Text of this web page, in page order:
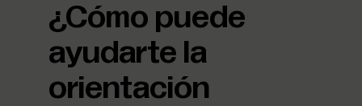
¿Cómo puede
ayudarte la
orientación